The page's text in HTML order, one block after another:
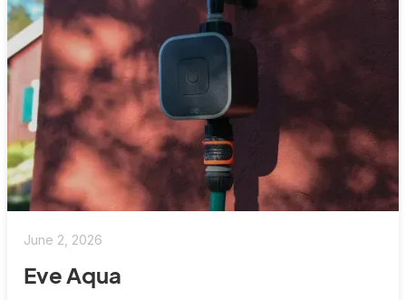
June 2, 2026
Eve Aqua